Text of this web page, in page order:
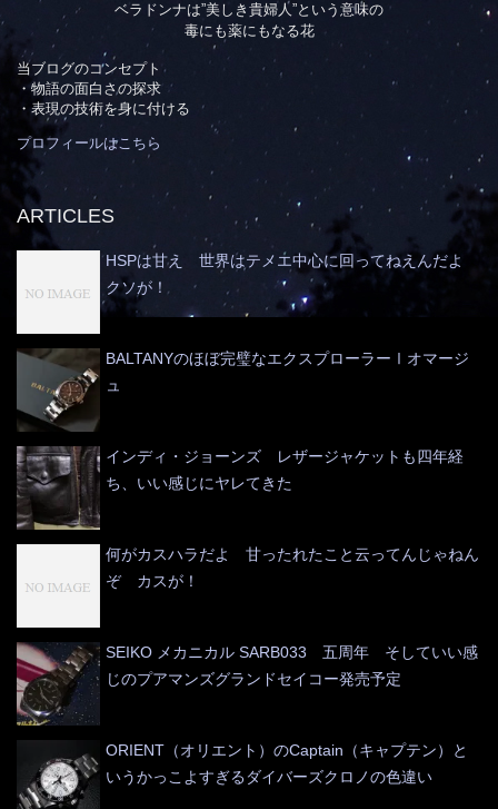
ベラドンナは”美しき貴婦人”という意味の
毒にも薬にもなる花
当ブログのコンセプト
・物語の面白さの探求
・表現の技術を身に付ける
プロフィールはこちら
ARTICLES
HSPは甘え 世界はテメエ中心に回ってねえんだよ
クソが！
BALTANYのほぼ完璧なエクスプローラーⅠオマージ
ュ
インディ・ジョーンズ レザージャケットも四年経
ち、いい感じにヤレてきた
何がカスハラだよ 甘ったれたこと云ってんじゃねん
ぞ カスが！
SEIKO メカニカル SARB033 五周年 そしていい感
じのプアマンズグランドセイコー発売予定
ORIENT（オリエント）のCaptain（キャプテン）と
いうかっこよすぎるダイバーズクロノの色違い